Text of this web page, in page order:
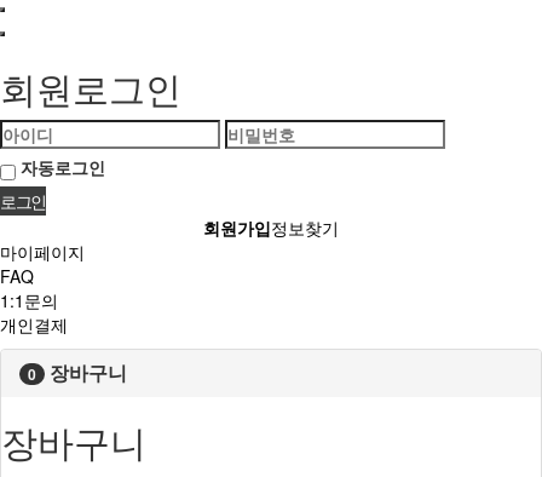
회원로그인
자동로그인
회원가입정보찾기
마이페이지
FAQ
1:1문의
개인결제
0 장바구니
장바구니